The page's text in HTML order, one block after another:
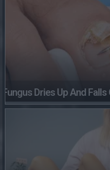
Fungus Dries Up And